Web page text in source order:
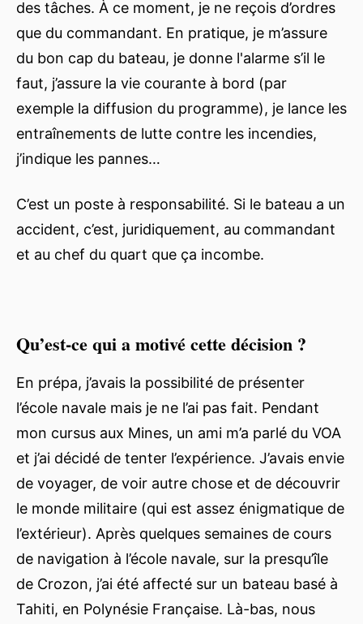
des tâches. À ce moment, je ne reçois d’ordres
que du commandant. En pratique, je m’assure
du bon cap du bateau, je donne l'alarme s’il le
faut, j’assure la vie courante à bord (par
exemple la diffusion du programme), je lance les
entraînements de lutte contre les incendies,
j’indique les pannes…
C’est un poste à responsabilité. Si le bateau a un
accident, c’est, juridiquement, au commandant
et au chef du quart que ça incombe.
Qu’est-ce qui a motivé cette décision ?
En prépa, j’avais la possibilité de présenter
l’école navale mais je ne l’ai pas fait. Pendant
mon cursus aux Mines, un ami m’a parlé du VOA
et j’ai décidé de tenter l’expérience. J’avais envie
de voyager, de voir autre chose et de découvrir
le monde militaire (qui est assez énigmatique de
l’extérieur). Après quelques semaines de cours
de navigation à l’école navale, sur la presqu’île
de Crozon, j’ai été affecté sur un bateau basé à
Tahiti, en Polynésie Française. Là-bas, nous